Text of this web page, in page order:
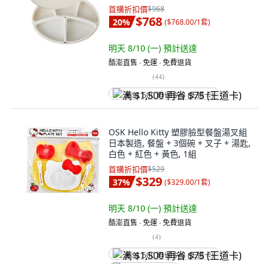
首購折扣價$968
20% $768 ($768.00/1套)
明天 8/10 (一) 預計送達
酷澎直售 ∙ 免運 ∙ 免費退貨
(44)
满 $1,500 再省 $75 (王道卡)
OSK Hello Kitty 塑膠臉型餐盤湯叉組
日本製造, 餐盤 + 3個碗 + 叉子 + 湯匙,
白色 + 紅色 + 黃色, 1組
首購折扣價$529
37% $329 ($329.00/1套)
明天 8/10 (一) 預計送達
酷澎直售 ∙ 免運 ∙ 免費退貨
(4)
满 $1,500 再省 $75 (王道卡)